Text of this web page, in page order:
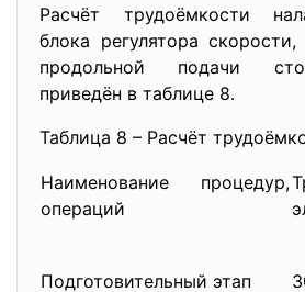
Расчёт трудоёмкости
блока регулятора
продольной подачи
приведён в таблице 8.
Таблица 8 – Расчёт
Наименование процедур,
операций
Подготовительный этап